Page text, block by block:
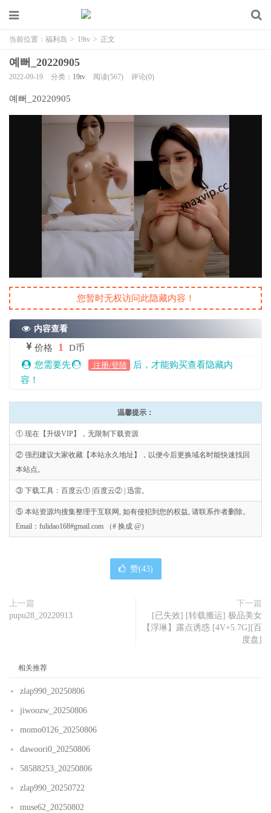
当前位置： 福利岛 > 19tv > 正文
예뻐_20220905
2022-09-19 分类： 19tv 阅读(567) 评论(0)
예뻐_20220905
您暂时无权访问此隐藏内容！
内容查看
价格 1
D币
您需要先
注册/登陆
后，才能购买查看隐藏内
容！
温馨提示：
① 现在【升级VIP】，无限制下载资源
② 强烈建议大家收藏【本站永久地址】，以便今后更换域名时能快速找回
本站点。
③ 下载工具：百度云① |百度云② | 迅雷。
⑤ 本站资源均搜集整理于互联网, 如有侵犯到您的权益, 请联系作者删除。
Email：fulidao168#gmail.com （# 换成 @）
赞(43)
上一篇
pupu28_20220913
下一篇
[已失效] [转载搬运] 极品美女
【浮琳】露点诱惑 [4V+5.7G][百
度盘]
相关推荐
zlap990_20250806
jiwoozw_20250806
momo0126_20250806
dawoori0_20250806
58588253_20250806
zlap990_20250722
muse62_20250802